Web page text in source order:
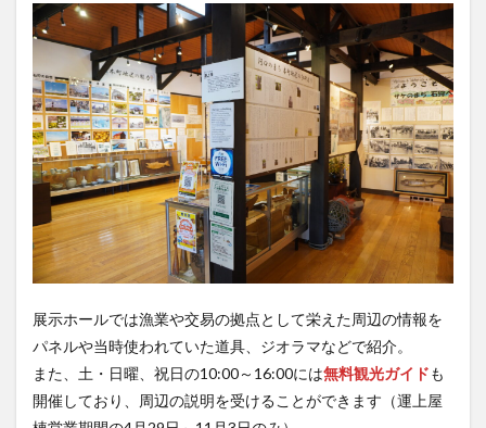
展示ホールでは漁業や交易の拠点として栄えた周辺の情報を
パネルや当時使われていた道具、ジオラマなどで紹介。
また、土・日曜、祝日の10:00～16:00には無料観光ガイドも
開催しており、周辺の説明を受けることができます（運上屋